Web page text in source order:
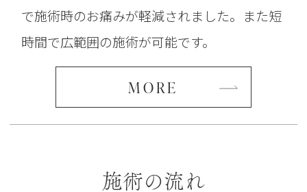
で施術時のお痛みが軽減されました。また短
時間で広範囲の施術が可能です。
MORE
施術の流れ